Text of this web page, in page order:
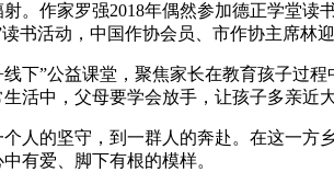
。作家罗强2018年偶然参加德正学堂
书活动，中国作协会员、市作协主席林
下”公益课堂，聚焦家长在教育孩子过
活中，父母要学会放手，让孩子多亲近
人的坚守，到一群人的奔赴。在这一方
有爱、脚下有根的模样。